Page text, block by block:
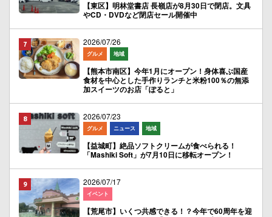
【東区】明林堂書店 長嶺店が8月30日で閉店。文具
やCD・DVDなど閉店セール開催中
2026/07/26
グルメ 地域
【熊本市南区】今年1月にオープン！身体喜ぶ国産
食材を中心とした手作りランチと米粉100％の無添
加スイーツのお店「ぽると」
2026/07/23
グルメ ニュース 地域
【益城町】絶品ソフトクリームが食べられる！
「Mashiki Soft」が7月10日に移転オープン！
2026/07/17
イベント
【荒尾市】いくつ共感できる！？今年で60周年を迎